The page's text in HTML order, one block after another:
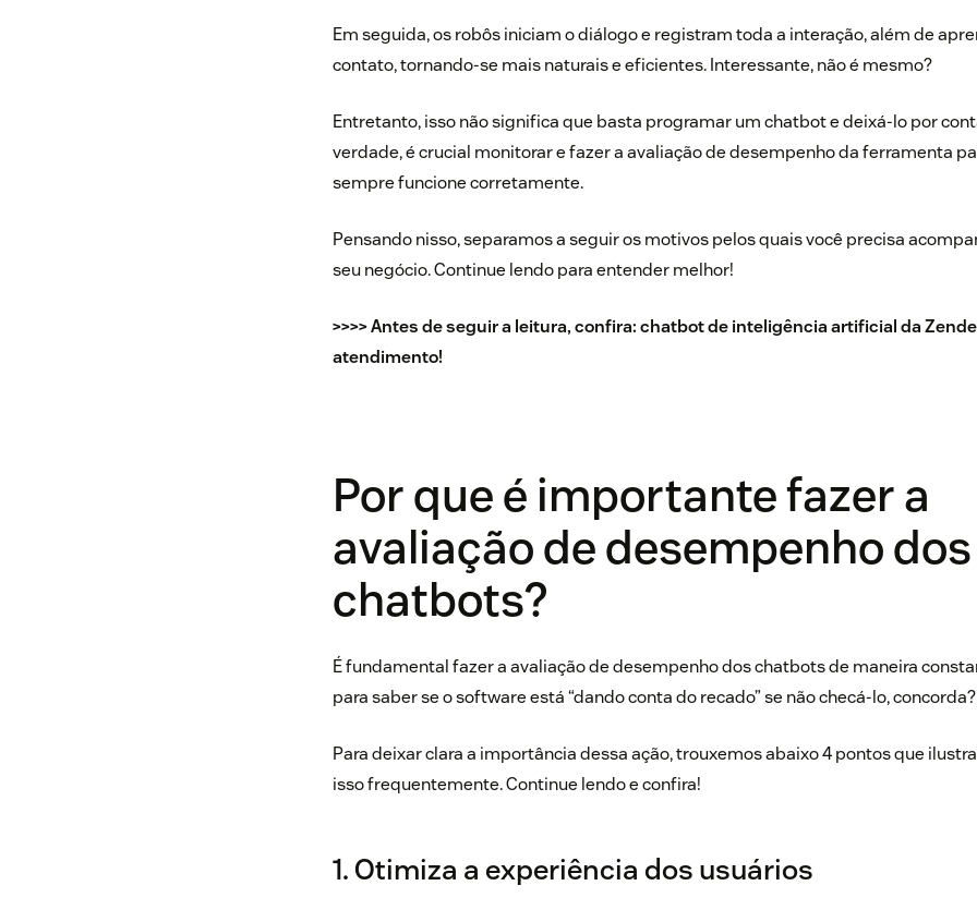
Em seguida, os robôs iniciam o diálogo e registram toda a interação, além de
contato, tornando-se mais naturais e eficientes. Interessante, não é mesmo?
Entretanto, isso não significa que basta programar um chatbot e deixá-lo por
verdade, é crucial monitorar e fazer a avaliação de desempenho da ferramenta
sempre funcione corretamente.
Pensando nisso, separamos a seguir os motivos pelos quais você precisa
seu negócio. Continue lendo para entender melhor!
>>>> Antes de seguir a leitura, confira:chatbot de inteligência artificial da
atendimento!
Por que é importante fazer a
avaliação de desempenho dos
chatbots?
É fundamental fazer a avaliação de desempenho dos chatbots de maneira
para saber se o software está “dando conta do recado” se não checá-lo, concorda?
Para deixar clara a importância dessa ação, trouxemos abaixo 4 pontos que
isso frequentemente. Continue lendo e confira!
1. Otimiza a experiência dos usuários